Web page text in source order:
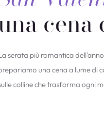
una
serata più romantica
una cena a lume di
colline che trasforma ogni